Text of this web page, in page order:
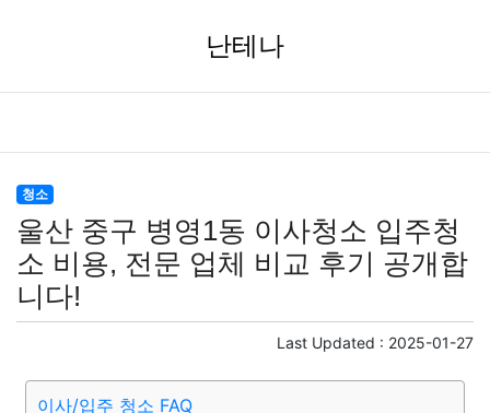
난테나
청소
울산 중구 병영1동 이사청소 입주청
소 비용, 전문 업체 비교 후기 공개합
니다!
Last Updated : 2025-01-27
이사/입주 청소 FAQ